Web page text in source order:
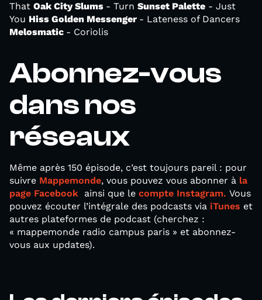
That Oak City Slums - Turn Sunset Palette - Just
You Hiss Golden Messenger - Lateness of Dancers
Melosmatic - Coriolis
Abonnez-vous
dans nos
réseaux
Même après 150 épisode, c’est toujours pareil : pour
suivre Mappemonde, vous pouvez vous abonner à la
page Facebook ainsi que le compte Instagram. Vous
pouvez écouter l’intégrale des podcasts via iTunes et
autres plateformes de podcast (cherchez :
« mappemonde radio campus paris » et abonnez-
vous aux updates).